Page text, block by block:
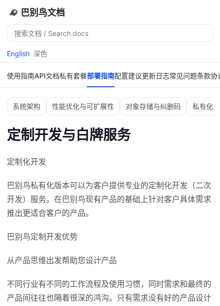
巴别鸟文档
搜
索
English 深色
使用指南API文档私有套餐部署指南配置建议更新日志常见问题条款协
系统架构 性能优化与可扩展性 对象存储与纠删码 私有化
定制开发与白牌服务
定制化开发
巴别鸟私有化版本可以为客户提供专业的定制化开发（二次
开发）服务。在巴别鸟现有产品的基础上针对客户具体需求
推出更适合客户的产品。
巴别鸟定制开发优势
从产品思维出发帮助您设计产品
不同行业有不同的工作流程及使用习惯，同时需求和最终的
产品间往往也隔着很深的鸿沟。只有需求没有好的产品设计